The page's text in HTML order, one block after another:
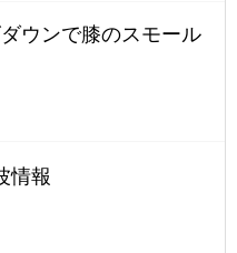
ウンで膝のスモール
情報